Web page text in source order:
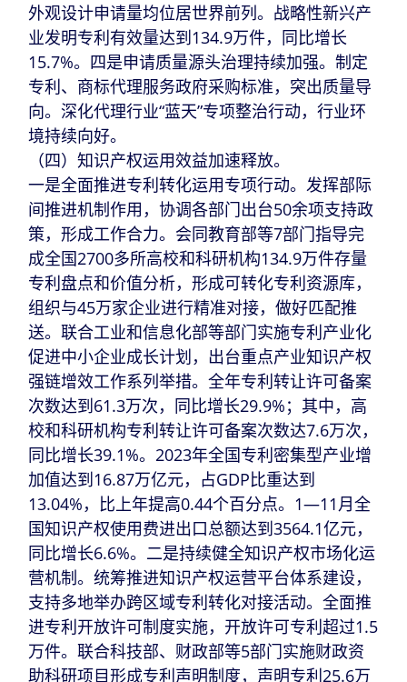
外观设计申请量均位居世界前列。战略性新兴产
业发明专利有效量达到134.9万件，同比增长
15.7%。四是申请质量源头治理持续加强。制定
专利、商标代理服务政府采购标准，突出质量导
向。深化代理行业“蓝天”专项整治行动，行业环
境持续向好。
（四）知识产权运用效益加速释放。
一是全面推进专利转化运用专项行动。发挥部际
间推进机制作用，协调各部门出台50余项支持政
策，形成工作合力。会同教育部等7部门指导完
成全国2700多所高校和科研机构134.9万件存量
专利盘点和价值分析，形成可转化专利资源库，
组织与45万家企业进行精准对接，做好匹配推
送。联合工业和信息化部等部门实施专利产业化
促进中小企业成长计划，出台重点产业知识产权
强链增效工作系列举措。全年专利转让许可备案
次数达到61.3万次，同比增长29.9%；其中，高
校和科研机构专利转让许可备案次数达7.6万次，
同比增长39.1%。2023年全国专利密集型产业增
加值达到16.87万亿元，占GDP比重达到
13.04%，比上年提高0.44个百分点。1—11月全
国知识产权使用费进出口总额达到3564.1亿元，
同比增长6.6%。二是持续健全知识产权市场化运
营机制。统筹推进知识产权运营平台体系建设，
支持多地举办跨区域专利转化对接活动。全面推
进专利开放许可制度实施，开放许可专利超过1.5
万件。联合科技部、财政部等5部门实施财政资
助科研项目形成专利声明制度，声明专利25.6万